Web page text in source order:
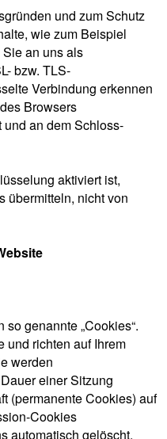
und zum Schutz
wie zum Beispiel
an uns als
bzw. TLS-
Verbindung erkennen
Browsers
und an dem Schloss-
aktiviert ist,
übermitteln, nicht von
genannte „Cookies“.
und richten auf Ihrem
werden
einer Sitzung
(permanente Cookies) auf
Cookies
automatisch gelöscht.